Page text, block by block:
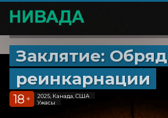
Заклятие: Обряд
реинкарнации
18 +
2025, Канада, США
Ужасы